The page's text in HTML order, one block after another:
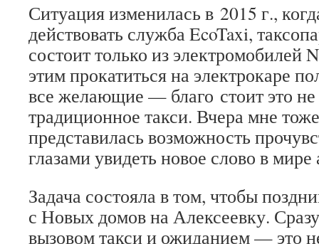
Ситуация изменилась в 2015 г.,
действовать служба EcoTaxi,
состоит только из электромобилей
этим прокатиться на электрокаре
все желающие — благо стоит это
традиционное такси. Вчера мне
представилась возможность
глазами увидеть новое слово в
Задача состояла в том, чтобы
с Новых домов на Алексеевку.
вызовом такси и ожиданием — это